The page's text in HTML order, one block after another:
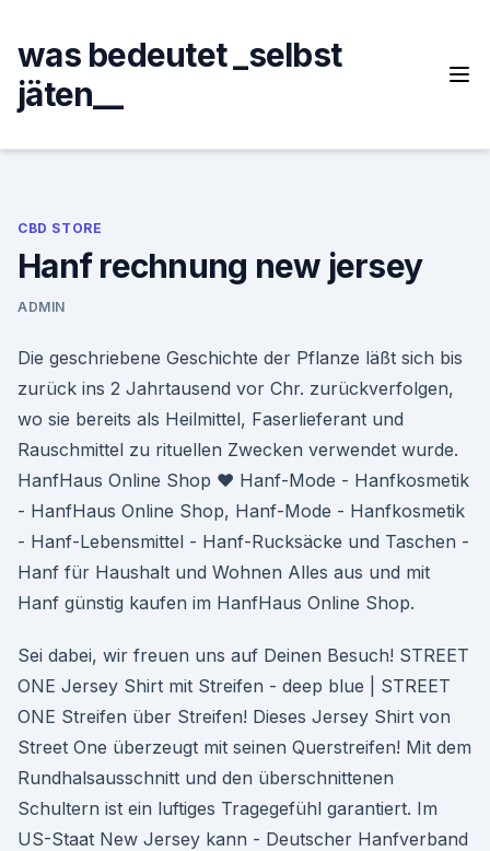
content
was bedeutet _selbst
jäten__
CBD STORE
Hanf rechnung new jersey
ADMIN
Die geschriebene Geschichte der Pflanze läßt sich bis
zurück ins 2 Jahrtausend vor Chr. zurückverfolgen,
wo sie bereits als Heilmittel, Faserlieferant und
Rauschmittel zu rituellen Zwecken verwendet wurde.
HanfHaus Online Shop ♥ Hanf-Mode - Hanfkosmetik
- HanfHaus Online Shop, Hanf-Mode - Hanfkosmetik
- Hanf-Lebensmittel - Hanf-Rucksäcke und Taschen -
Hanf für Haushalt und Wohnen Alles aus und mit
Hanf günstig kaufen im HanfHaus Online Shop.
Sei dabei, wir freuen uns auf Deinen Besuch! STREET
ONE Jersey Shirt mit Streifen - deep blue | STREET
ONE Streifen über Streifen! Dieses Jersey Shirt von
Street One überzeugt mit seinen Querstreifen! Mit dem
Rundhalsausschnitt und den überschnittenen
Schultern ist ein luftiges Tragegefühl garantiert. Im
US-Staat New Jersey kann - Deutscher Hanfverband